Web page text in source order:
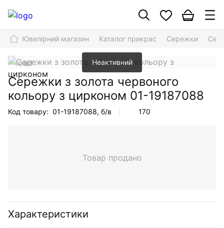
Ювелірний магазин Каталог прикрас Сережки
Неактивний
Сережки з золота червоного
кольору з цирконом 01-19187088
Код товару: 01-19187088, б/в 170
Товар продано
Характеристики